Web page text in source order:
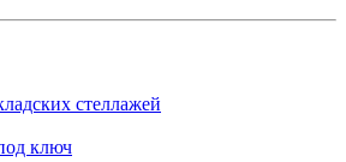
стеллажей
ключ